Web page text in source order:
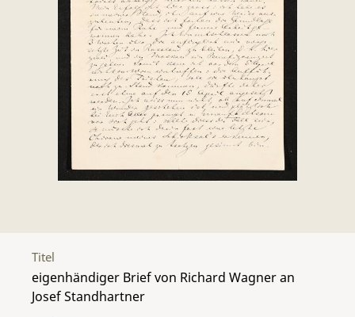
Titel
eigenhändiger Brief von Richard Wagner an
Josef Standhartner